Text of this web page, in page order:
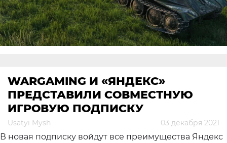
WARGAMING И «ЯНДЕКС»
ПРЕДСТАВИЛИ СОВМЕСТНУЮ
ИГРОВУЮ ПОДПИСКУ
Usatyi Mysh 03 декабря 2021
В новая подписку войдут все преимущества Яндекс